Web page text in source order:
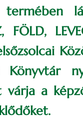
termében
FÖLD,
Könyvtár
a